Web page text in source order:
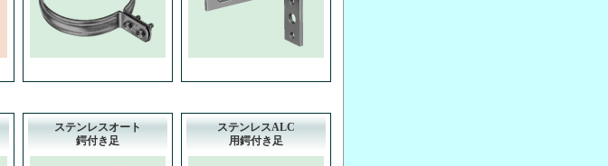
ステンレスオート
鍔付き足
ステンレスALC
用鍔付き足